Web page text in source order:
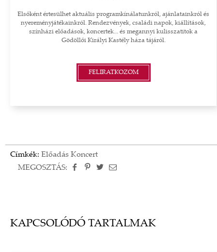
Elsőként értesülhet aktuális programkínálatunkról, ajánlatainkról és
nyereményjátékainkról. Rendezvények, családi napok, kiállítások,
színházi előadások, koncertek... és megannyi kulisszatitok a
Gödöllői Királyi Kastély háza tájáról.
FELIRATKOZOM
Címkék: Előadás Koncert
MEGOSZTÁS:
KAPCSOLÓDÓ TARTALMAK